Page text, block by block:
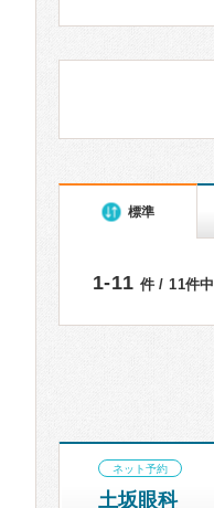
標準
1-11 件 / 11件中
ネット予約
土坂眼科